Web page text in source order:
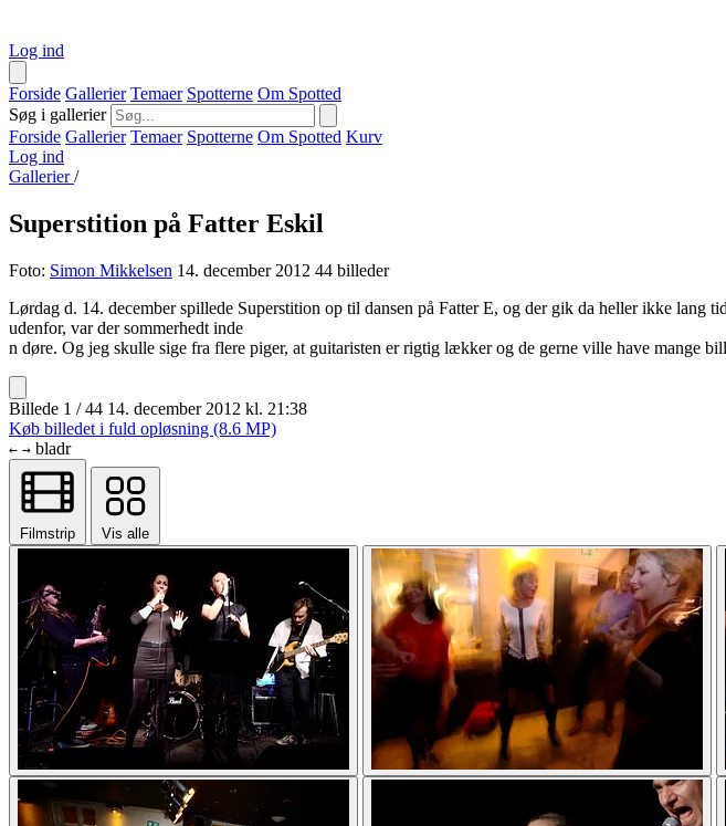
Log ind
Forside Gallerier Temaer Spotterne Om Spotted
Søg i gallerier
Forside Gallerier Temaer Spotterne Om Spotted Kurv
Log ind
Gallerier/
Superstition på Fatter Eskil
Foto: Simon Mikkelsen 14. december 2012 44 billeder
Lørdag d. 14. december spillede Superstition op til dansen på Fatter E, og der gik da heller ikke
udenfor, var der sommerhedt inde
n døre. Og jeg skulle sige fra flere piger, at guitaristen er rigtig lækker og de gerne ville have mange
Billede 1 / 44 14. december 2012 kl. 21:38
Køb billedet i fuld opløsning (8.6 MP)
← → bladr
Filmstrip Vis alle